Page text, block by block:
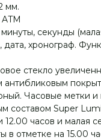
мм.
секунды
дата, хронограф.
стекло
антибликовым
Часовые метки
составом Super
12.00 часов и малая
в отметке на 15.00